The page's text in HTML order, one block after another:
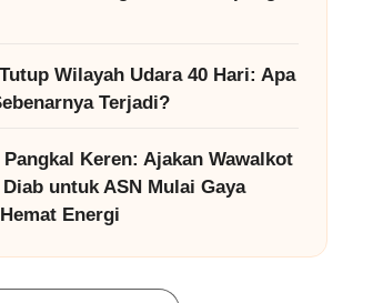
Wilayah Udara 40 Hari: Apa
Terjadi?
Pangkal Keren: Ajakan Wawalkot
untuk ASN Mulai Gaya
Energi